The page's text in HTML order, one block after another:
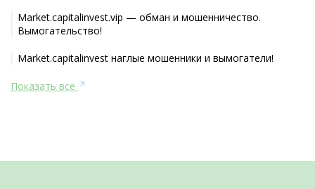
Market.capitalinvest.vip — обман и мошенничество.
Вымогательство!
Market.capitalinvest наглые мошенники и вымогатели!
Показать все